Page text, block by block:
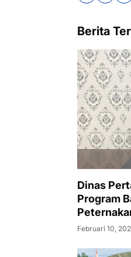
Berita
Dinas
Program
Februari 10,